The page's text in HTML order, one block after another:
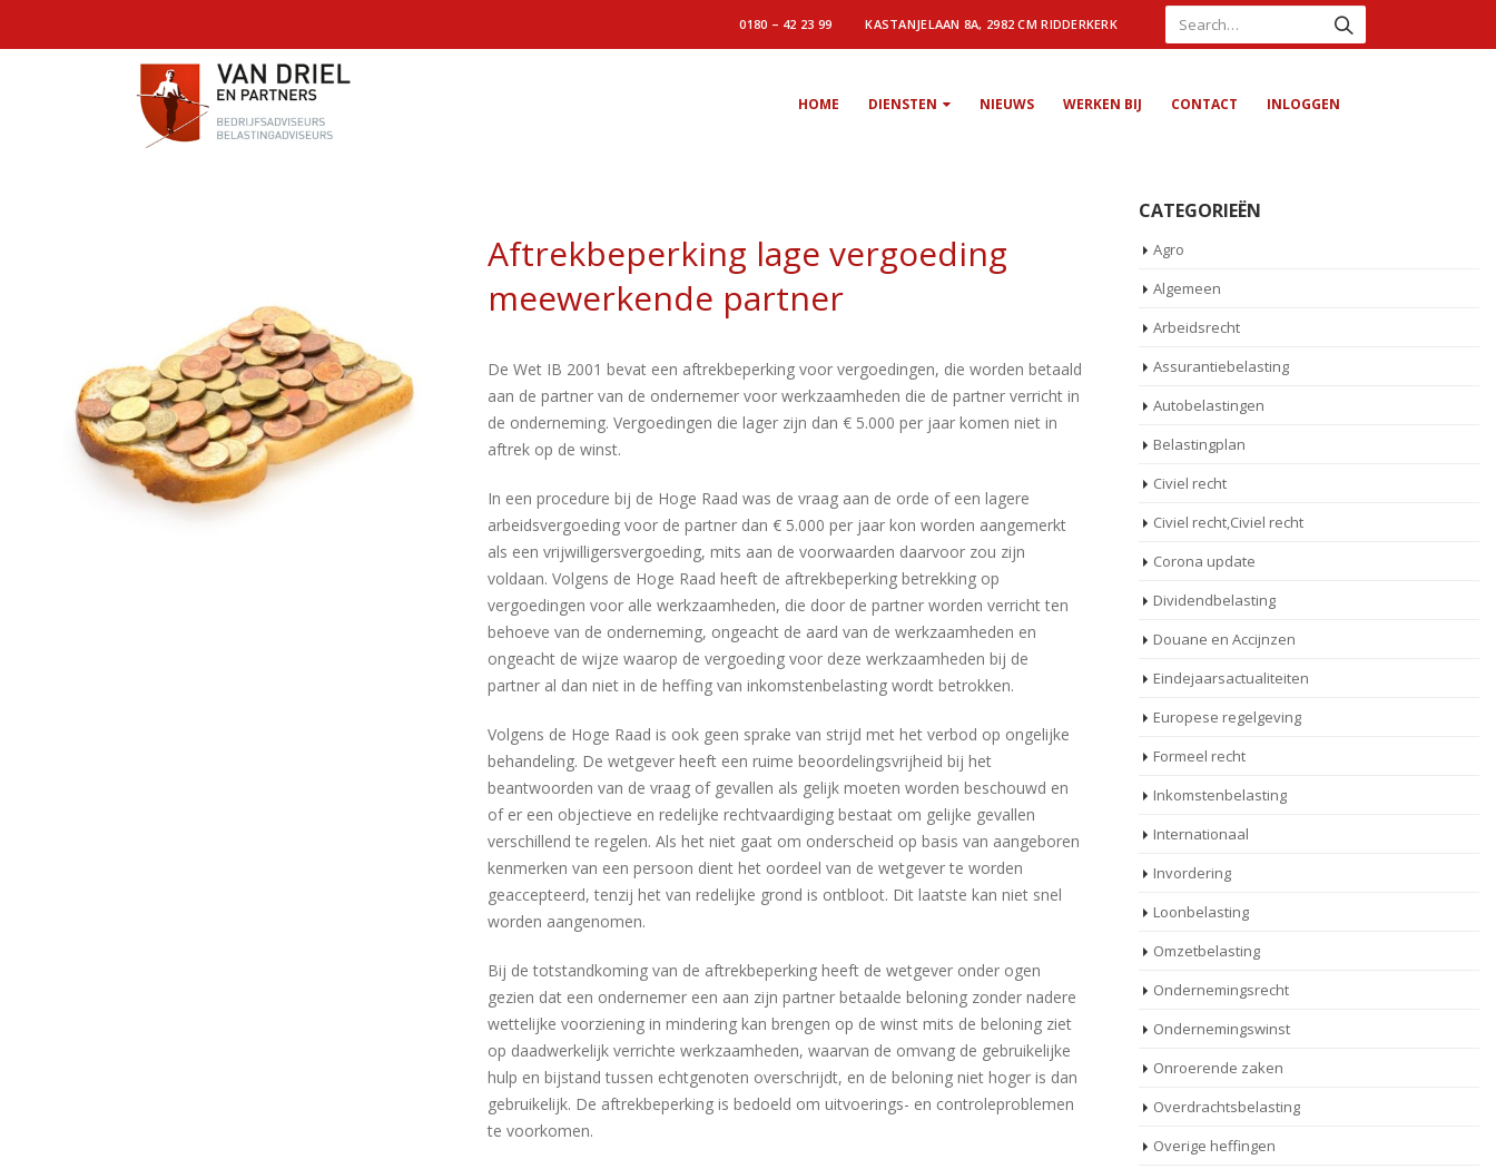
0180 – 42 23 99 KASTANJELAAN 8A, 2982 CM RIDDERKERK
HOME DIENSTEN NIEUWS WERKEN BIJ CONTACT INLOGGEN
Aftrekbeperking lage vergoeding
meewerkende partner
De Wet IB 2001 bevat een aftrekbeperking voor vergoedingen, die worden betaald
aan de partner van de ondernemer voor werkzaamheden die de partner verricht in
de onderneming. Vergoedingen die lager zijn dan € 5.000 per jaar komen niet in
aftrek op de winst.
In een procedure bij de Hoge Raad was de vraag aan de orde of een lagere
arbeidsvergoeding voor de partner dan € 5.000 per jaar kon worden aangemerkt
als een vrijwilligersvergoeding, mits aan de voorwaarden daarvoor zou zijn
voldaan. Volgens de Hoge Raad heeft de aftrekbeperking betrekking op
vergoedingen voor alle werkzaamheden, die door de partner worden verricht ten
behoeve van de onderneming, ongeacht de aard van de werkzaamheden en
ongeacht de wijze waarop de vergoeding voor deze werkzaamheden bij de
partner al dan niet in de heffing van inkomstenbelasting wordt betrokken.
Volgens de Hoge Raad is ook geen sprake van strijd met het verbod op ongelijke
behandeling. De wetgever heeft een ruime beoordelingsvrijheid bij het
beantwoorden van de vraag of gevallen als gelijk moeten worden beschouwd en
of er een objectieve en redelijke rechtvaardiging bestaat om gelijke gevallen
verschillend te regelen. Als het niet gaat om onderscheid op basis van aangeboren
kenmerken van een persoon dient het oordeel van de wetgever te worden
geaccepteerd, tenzij het van redelijke grond is ontbloot. Dit laatste kan niet snel
worden aangenomen.
Bij de totstandkoming van de aftrekbeperking heeft de wetgever onder ogen
gezien dat een ondernemer een aan zijn partner betaalde beloning zonder nadere
wettelijke voorziening in mindering kan brengen op de winst mits de beloning ziet
op daadwerkelijk verrichte werkzaamheden, waarvan de omvang de gebruikelijke
hulp en bijstand tussen echtgenoten overschrijdt, en de beloning niet hoger is dan
gebruikelijk. De aftrekbeperking is bedoeld om uitvoerings- en controleproblemen
te voorkomen.
CATEGORIEËN
Agro
Algemeen
Arbeidsrecht
Assurantiebelasting
Autobelastingen
Belastingplan
Civiel recht
Civiel recht,Civiel recht
Corona update
Dividendbelasting
Douane en Accijnzen
Eindejaarsactualiteiten
Europese regelgeving
Formeel recht
Inkomstenbelasting
Internationaal
Invordering
Loonbelasting
Omzetbelasting
Ondernemingsrecht
Ondernemingswinst
Onroerende zaken
Overdrachtsbelasting
Overige heffingen